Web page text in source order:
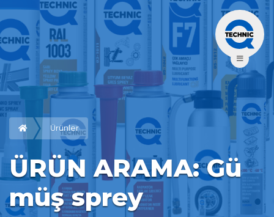
Ürünler
ÜRÜN ARAMA: Gü
müş sprey